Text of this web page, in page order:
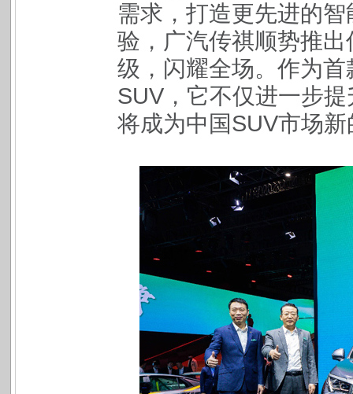
需求，打造更先进的
验，广汽传祺顺势推
级，闪耀全场。作为
SUV，它不仅进一步
将成为中国SUV市场